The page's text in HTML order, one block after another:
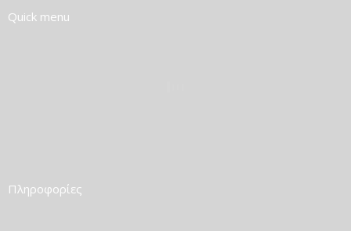
Quick menu
Πληροφορίες